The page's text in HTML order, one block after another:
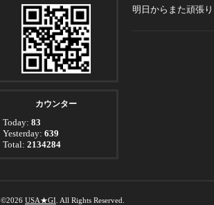
明日からまた頑張
カウンター
Today: 83
Yesterday: 639
Total: 2134284
©2026 USA★GI . All Rights Reserved.